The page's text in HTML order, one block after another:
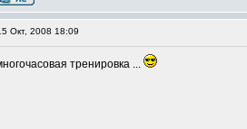
Окт, 2008 18:09
тренировка ...